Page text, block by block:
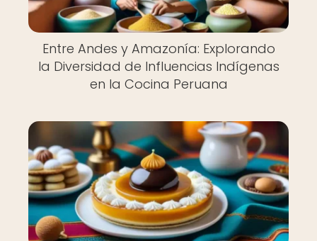
Entre Andes y Amazonía: Explorando
la Diversidad de Influencias Indígenas
en la Cocina Peruana